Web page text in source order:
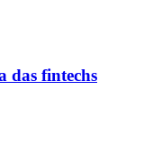
das fintechs